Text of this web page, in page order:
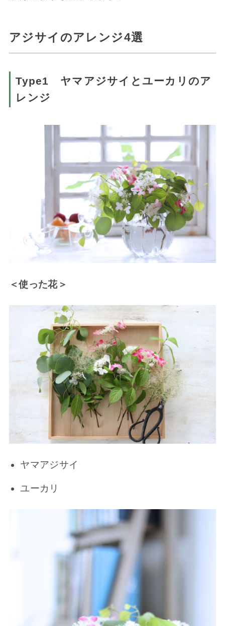
アジサイのアレンジ4選
Type1 ヤマアジサイとユーカリのア
レンジ
＜使った花＞
ヤマアジサイ
ユーカリ